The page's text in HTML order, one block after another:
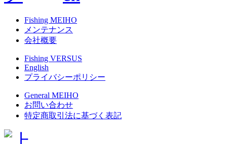
Fishing MEIHO
メンテナンス
会社概要
Fishing VERSUS
English
プライバシーポリシー
General MEIHO
お問い合わせ
特定商取引法に基づく表記